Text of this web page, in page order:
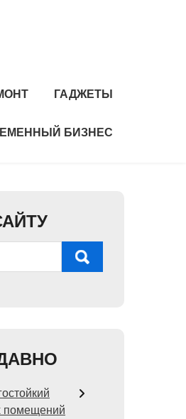
ГАДЖЕТЫ
БИЗНЕС
помещений